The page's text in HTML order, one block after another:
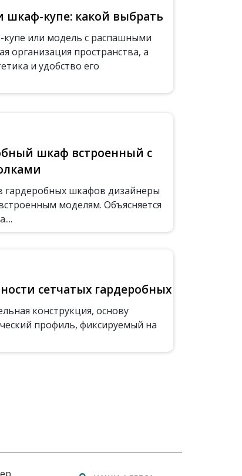
купе: какой выбрать
или модель с распашными
организация пространства, а
и удобство его
шкаф встроенный с
гардеробных шкафов дизайнеры
моделям. Объясняется
сетчатых гардеробных
конструкция, основу
профиль, фиксируемый на